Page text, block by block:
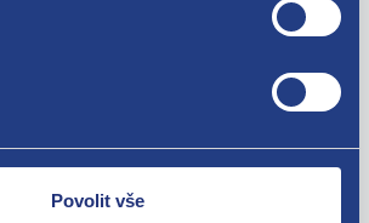
Povolit vše
2008 - 2016
I 2007-2018
2010-
spokojeni? Vyřešíme to!
můžete vrátit do 60 dnů od